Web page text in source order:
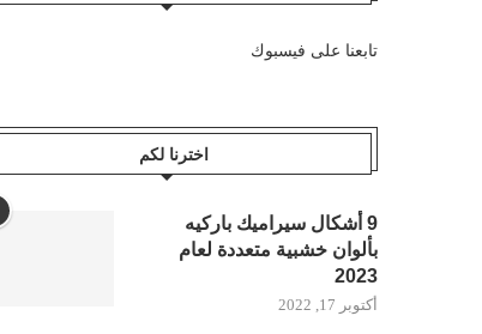
تابعنا على فيسبوك
اخترنا لكم
9 أشكال سيراميك باركيه
بألوان خشبية متعددة لعام
2023
أكتوبر 17, 2022